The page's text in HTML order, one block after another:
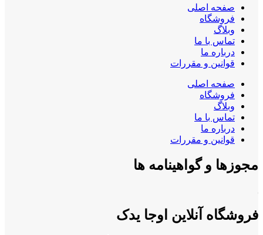
صفحه اصلی
فروشگاه
وبلاگ
تماس با ما
درباره ما
قوانین و مقررات
صفحه اصلی
فروشگاه
وبلاگ
تماس با ما
درباره ما
قوانین و مقررات
مجوزها و گواهینامه ها
فروشگاه آنلاین اوجا یدک